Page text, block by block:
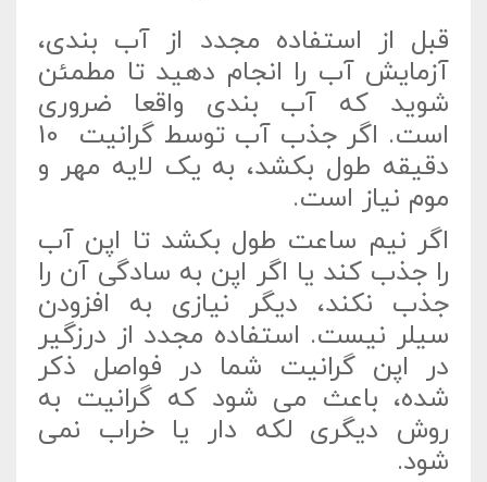
قبل از استفاده مجدد از آب بندی،
آزمایش آب را انجام دهید تا مطمئن
شوید که آب بندی واقعا ضروری
است. اگر جذب آب توسط گرانیت 10
دقیقه طول بکشد، به یک لایه مهر و
موم نیاز است.
اگر نیم ساعت طول بکشد تا اپن آب
را جذب کند یا اگر اپن به سادگی آن را
جذب نکند، دیگر نیازی به افزودن
سیلر نیست. استفاده مجدد از درزگیر
در اپن گرانیت شما در فواصل ذکر
شده، باعث می شود که گرانیت به
روش دیگری لکه دار یا خراب نمی
شود.